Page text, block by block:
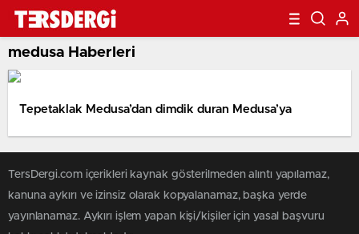
medusa Haberleri
Tepetaklak Medusa’dan dimdik duran Medusa’ya
TersDergi.com içerikleri kaynak gösterilmeden alıntı yapılamaz,
kanuna aykırı ve izinsiz olarak kopyalanamaz, başka yerde
yayınlanamaz. Aykırı işlem yapan kişi/kişiler için yasal başvuru